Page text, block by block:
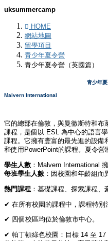
uksummercamp
HOME
網站地圖
留學項目
青少年夏令營
青少年夏令營（英國篇）
青少年夏
Malvern International
它的總部在倫敦，與曼徹斯特和布
課程，是個以 ESL 為中心的語言
課程。它擁有豐富的最先進的設備
和使用PowerPoint的課程。夏令營
學生人數 ：Malvern International
每班學生人數 ：因校園和年齡組而
熱門課程 ：基礎課程、探索課程、
✔ 在所有校園的課程中，課程特別
✔ 四個校區均位於倫敦市中心。
✔ 帕丁頓綠色校園：目標 14 至